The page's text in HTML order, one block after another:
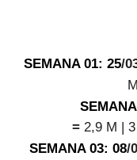
SEMANA 01: 25/
M
= 2,9 M | 3
SEMANA 03: 08/